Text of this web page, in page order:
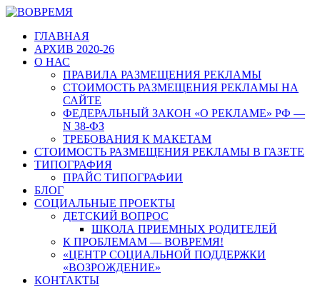
ГЛАВНАЯ
АРХИВ 2020-26
О НАС
ПРАВИЛА РАЗМЕЩЕНИЯ РЕКЛАМЫ
СТОИМОСТЬ РАЗМЕЩЕНИЯ РЕКЛАМЫ НА
САЙТЕ
ФЕДЕРАЛЬНЫЙ ЗАКОН «О РЕКЛАМЕ» РФ —
N 38-ФЗ
ТРЕБОВАНИЯ К МАКЕТАМ
СТОИМОСТЬ РАЗМЕЩЕНИЯ РЕКЛАМЫ В ГАЗЕТЕ
ТИПОГРАФИЯ
ПРАЙС ТИПОГРАФИИ
БЛОГ
СОЦИАЛЬНЫЕ ПРОЕКТЫ
ДЕТСКИЙ ВОПРОС
ШКОЛА ПРИЕМНЫХ РОДИТЕЛЕЙ
К ПРОБЛЕМАМ — ВОВРЕМЯ!
«ЦЕНТР СОЦИАЛЬНОЙ ПОДДЕРЖКИ
«ВОЗРОЖДЕНИЕ»
КОНТАКТЫ